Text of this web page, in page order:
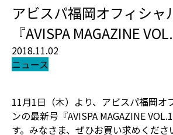
アビスパ福岡オフィシャ
『AVISPA MAGAZINE
2018.11.02
ニュース
11月1日（木）より、アビスパ福岡オ
ンの最新号『AVISPA MAGAZINE
す。みなさま、ぜひお買い求めくださ